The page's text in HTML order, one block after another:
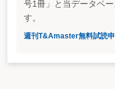
力維持の観点から疑問を呈する
「定率減税の廃止により年金財
は、所得税の空洞化対策であり
らに、「公的年金等控除の引下
また、経済財政諮問会議でも
号1冊」と当データベ
す。
週刊T&Amaster無料試読